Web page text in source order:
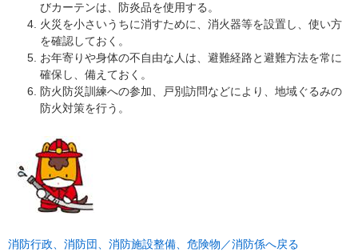
びカーテンは、防炎品を使用する。
火災を小さいうちに消すために、消火器等を設置し、使い方
を確認しておく。
お年寄りや身体の不自由な人は、避難経路と避難方法を常に
確保し、備えておく。
防火防災訓練への参加、戸別訪問などにより、地域ぐるみの
防火対策を行う。
消防行政、消防団、消防施設整備、危険物／消防係へ戻る